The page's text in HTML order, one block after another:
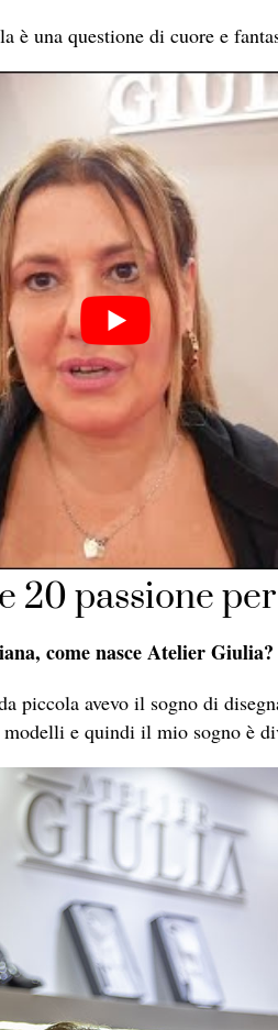
è una questione di cuore e
20 passione
come nasce Atelier Giulia?
piccola avevo il sogno di
e quindi il mio sogno è